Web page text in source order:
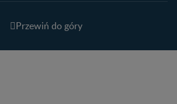
Przewiń do góry